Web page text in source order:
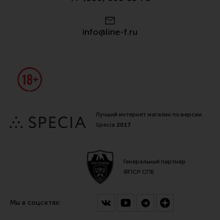
info@line-f.ru
Лучший интернет магазин по версии
Specia 2017
Генеральный партнер
ФПСР СПБ
Мы в соцсетях: